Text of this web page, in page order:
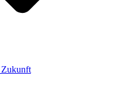
Zukunft